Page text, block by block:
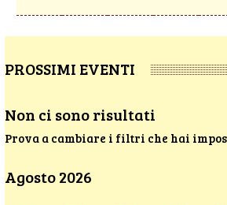
PROSSIMI EVENTI
Non ci sono risultati
Prova a cambiare i filtri che hai
Agosto 2026